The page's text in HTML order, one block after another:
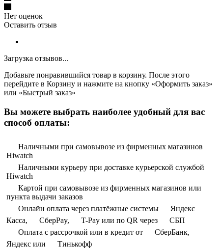
Нет оценок
Оставить отзыв
Загрузка отзывов...
Добавьте понравившийся товар в корзину. После этого
перейдите в Корзину и нажмите на кнопку «Оформить заказ»
или «Быстрый заказ»
Вы можете выбрать наиболее удобный для вас
способ оплаты:
Наличными при самовывозе из фирменных магазинов
Hiwatch
Наличными курьеру при доставке курьерской службой
Hiwatch
Картой при самовывозе из фирменных магазинов или
пункта выдачи заказов
Онлайн оплата через платёжные системы
Яндекс
Касса,
СберPay, T-Pay или по QR через
СБП
Оплата с рассрочкой или в кредит от
СберБанк,
Яндекс или
Тинькофф